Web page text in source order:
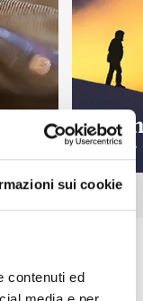
sui cookie
contenuti ed
scopri
ancora